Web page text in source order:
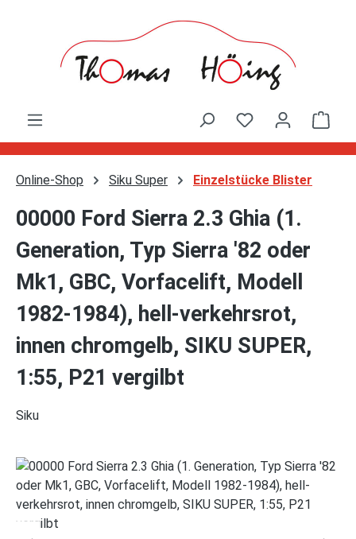
Online-Shop Siku Super Einzelstücke Blister
00000 Ford Sierra 2.3 Ghia (1.
Generation, Typ Sierra '82 oder
Mk1, GBC, Vorfacelift, Modell
1982-1984), hell-verkehrsrot,
innen chromgelb, SIKU SUPER,
1:55, P21 vergilbt
Siku
Bildergalerie überspringen